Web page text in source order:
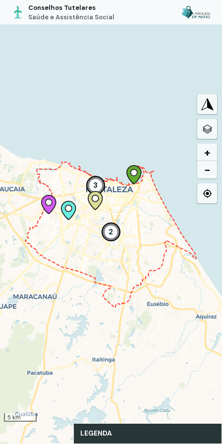
Conselhos Tutelares
Saúde e Assistência Social
3
2
+
−
5 km
LEGENDA